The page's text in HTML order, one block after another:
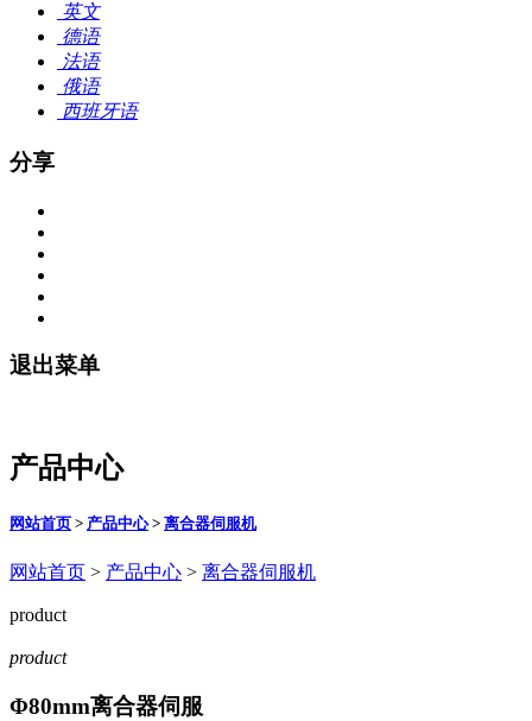
英文
德语
法语
俄语
西班牙语
分享
退出菜单
产品中心
网站首页 > 产品中心> 离合器伺服机
网站首页 > 产品中心 > 离合器伺服机
product
product
Φ80mm离合器伺服